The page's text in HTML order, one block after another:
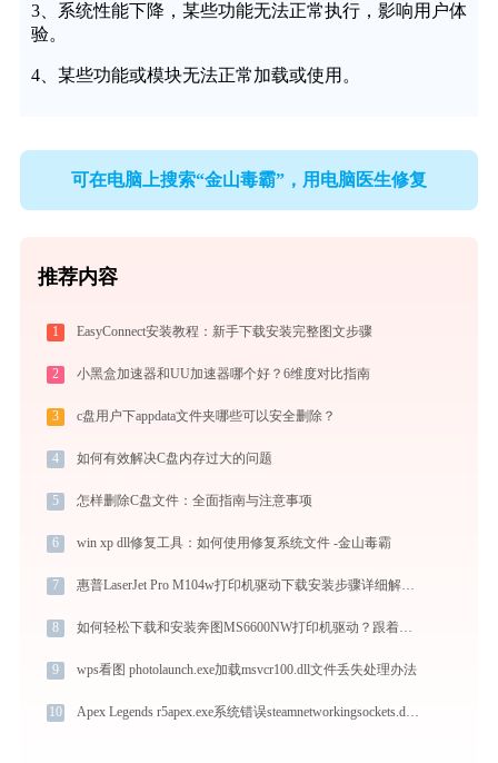
3、系统性能下降，某些功能无法正常执行，影响用户体
验。
4、某些功能或模块无法正常加载或使用。
可在电脑上搜索“金山毒霸”，用电脑医生修复
推荐内容
1 EasyConnect安装教程：新手下载安装完整图文步骤
2 小黑盒加速器和UU加速器哪个好？6维度对比指南
3 c盘用户下appdata文件夹哪些可以安全删除？
4 如何有效解决C盘内存过大的问题
5 怎样删除C盘文件：全面指南与注意事项
6 win xp dll修复工具：如何使用修复系统文件 -金山毒霸
7 惠普LaserJet Pro M104w打印机驱动下载安装步骤详细解析，让安装更简单
8 如何轻松下载和安装奔图MS6600NW打印机驱动？跟着这篇指南走
9 wps看图 photolaunch.exe加载msvcr100.dll文件丢失处理办法
10 Apex Legends r5apex.exe系统错误steamnetworkingsockets.dll丢失如何解决